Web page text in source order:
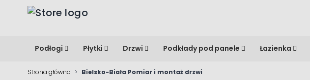
Przejdź do treści
Podłogi Płytki Drzwi Podkłady pod panele Łazienka
Strona główna > Bielsko-Biała Pomiar i montaż drzwi